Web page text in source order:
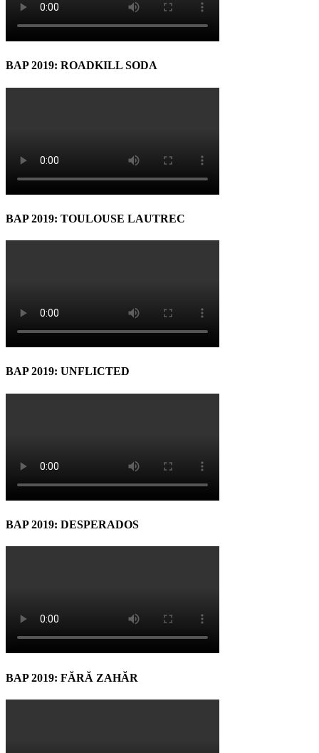
BAP 2019: ROADKILL SODA
BAP 2019: TOULOUSE LAUTREC
BAP 2019: UNFLICTED
BAP 2019: DESPERADOS
BAP 2019: FĂRĂ ZAHĂR